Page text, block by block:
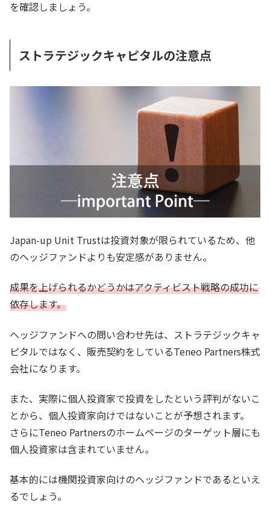
を確認しましょう。
ストラテジックキャピタルの注意点
Japan-up Unit Trustは投資対象が限られているため、他
のヘッジファンドよりも安定感がありません。
成果を上げられるかどうかはアクティビスト戦略の成功に
依存します。
ヘッジファンドへの問い合わせ先は、ストラテジックキャ
ピタルではなく、販売契約をしているTeneo Partners株式
会社になります。
また、実際に個人投資家で投資をしたという評判がないこ
とから、個人投資家向けではないことが予想されます。
さらにTeneo Partnersのホームページのターゲット層にも
個人投資家は含まれていません。
基本的には機関投資家向けのヘッジファンドであるといえ
るでしょう。